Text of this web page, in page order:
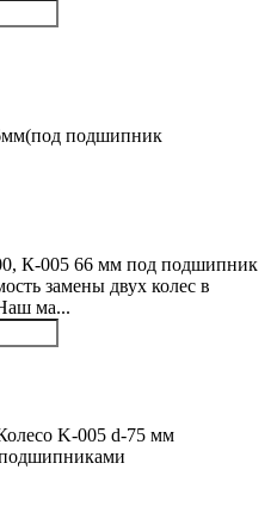
К-005 66 мм под подшипник
замены двух колес в
ма...
подшипниками